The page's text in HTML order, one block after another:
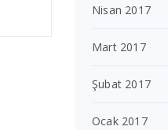
Nisan 2017
Mart 2017
Şubat 2017
Ocak 2017